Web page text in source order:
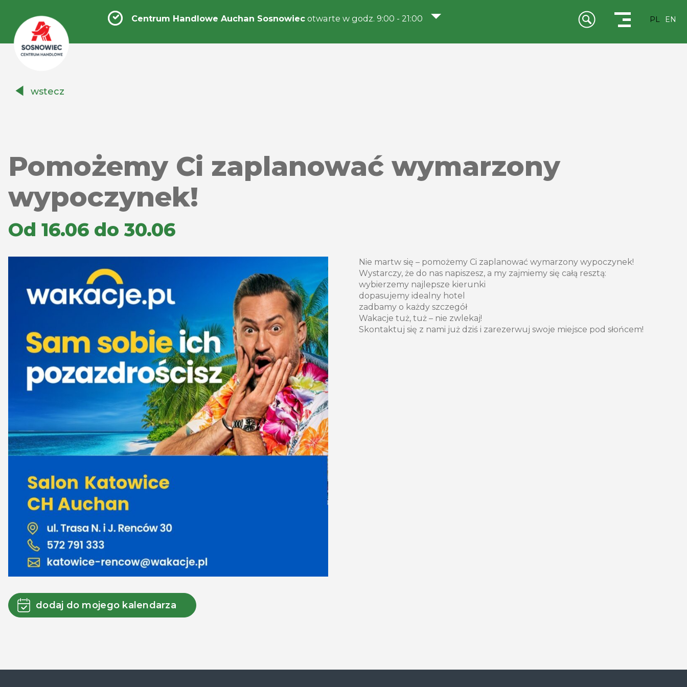
Handlowe
Centrum Handlowe Auchan Sosnowiec otwarte w godz. 9:00 - 21:00 PL EN
wstecz
Pomożemy Ci zaplanować wymarzony
wypoczynek!
Od 16.06 do 30.06
dodaj do mojego kalendarza
Nie martw się – pomożemy Ci zaplanować wymarzony wypoczynek!
Wystarczy, że do nas napiszesz, a my zajmiemy się całą resztą:
wybierzemy najlepsze kierunki
dopasujemy idealny hotel
zadbamy o każdy szczegół
Wakacje tuż, tuż – nie zwlekaj!
Skontaktuj się z nami już dziś i zarezerwuj swoje miejsce pod słońcem!